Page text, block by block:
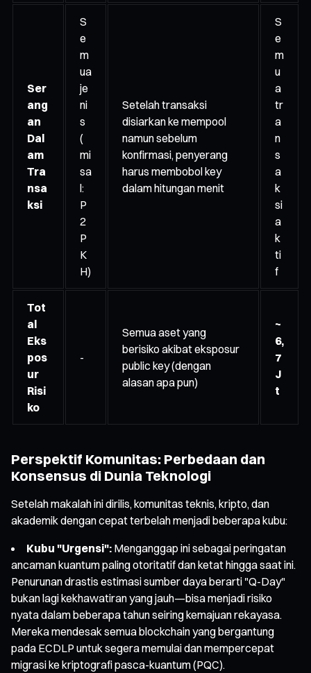
Ser
ang
an
Dal
am
Tra
nsa
ksi
S
e
m
ua
je
ni
s
(
mi
sa
l:
P
2
P
K
H)
Setelah transaksi
disiarkan ke mempool
namun sebelum
konfirmasi, penyerang
harus membobol key
dalam hitungan menit
S
e
m
u
a
tr
a
n
s
a
k
si
a
k
ti
f
Tot
al
Eks
pos
ur
Risi
ko
-
Semua aset yang
berisiko akibat eksposur
public key (dengan
alasan apa pun)
~
6,
7
J
t
Perspektif Komunitas: Perbedaan dan
Konsensus di Dunia Teknologi
Setelah makalah ini dirilis, komunitas teknis, kripto, dan
akademik dengan cepat terbelah menjadi beberapa kubu:
Kubu "Urgensi": Menganggap ini sebagai peringatan
ancaman kuantum paling otoritatif dan ketat hingga saat ini.
Penurunan drastis estimasi sumber daya berarti "Q-Day"
bukan lagi kekhawatiran yang jauh—bisa menjadi risiko
nyata dalam beberapa tahun seiring kemajuan rekayasa.
Mereka mendesak semua blockchain yang bergantung
pada ECDLP untuk segera memulai dan mempercepat
migrasi ke kriptografi pasca-kuantum (PQC).